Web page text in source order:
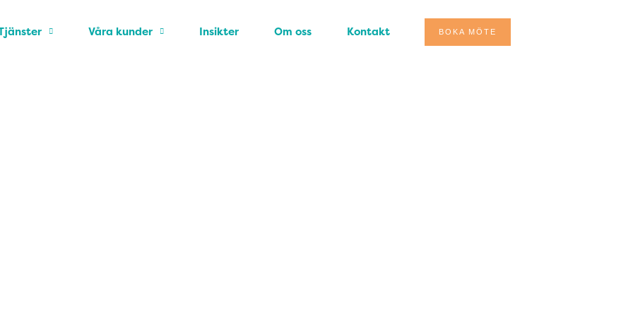
Våra kunder Insikter Om oss Kontakt BOKA MÖTE